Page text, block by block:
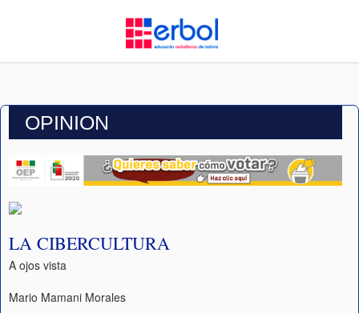
OPINION
LA CIBERCULTURA
A ojos vista
Mario Mamani Morales